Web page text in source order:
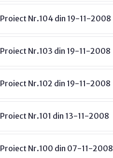
Proiect Nr.104 din 19-11-2008
Proiect Nr.103 din 19-11-2008
Proiect Nr.102 din 19-11-2008
Proiect Nr.101 din 13-11-2008
Proiect Nr.100 din 07-11-2008